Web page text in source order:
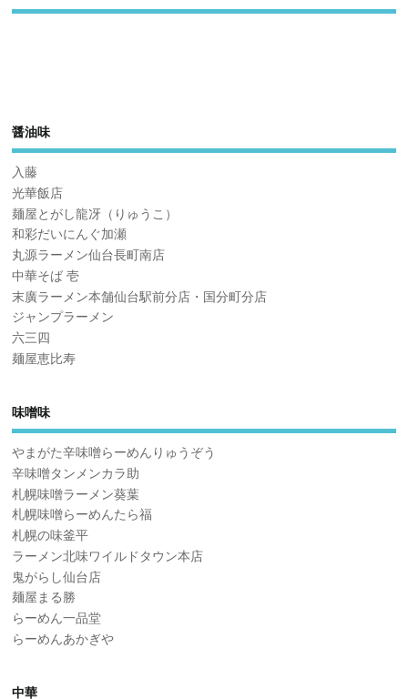
醤油味
入藤
光華飯店
麺屋とがし龍冴（りゅうこ）
和彩だいにんぐ加瀬
丸源ラーメン仙台長町南店
中華そば 壱
末廣ラーメン本舗仙台駅前分店・国分町分店
ジャンプラーメン
六三四
麺屋恵比寿
味噌味
やまがた辛味噌らーめんりゅうぞう
辛味噌タンメンカラ助
札幌味噌ラーメン葵葉
札幌味噌らーめんたら福
札幌の味釜平
ラーメン北味ワイルドタウン本店
鬼がらし仙台店
麺屋まる勝
らーめん一品堂
らーめんあかぎや
中華